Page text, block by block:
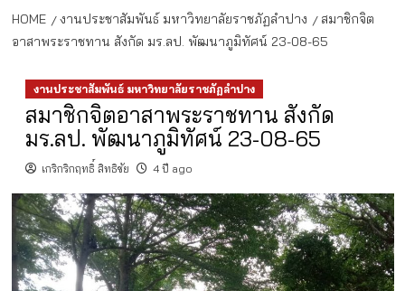
HOME งานประชาสัมพันธ์ มหาวิทยาลัยราชภัฏลำปาง
สมาชิกจิต
อาสาพระราชทาน สังกัด มร.ลป. พัฒนาภูมิทัศน์ 23-08-65
งานประชาสัมพันธ์ มหาวิทยาลัยราชภัฏลำปาง
สมาชิกจิตอาสาพระราชทาน สังกัด
มร.ลป. พัฒนาภูมิทัศน์ 23-08-65
เกริกริกฤทธิ์ สิทธิชัย 4 ปี ago